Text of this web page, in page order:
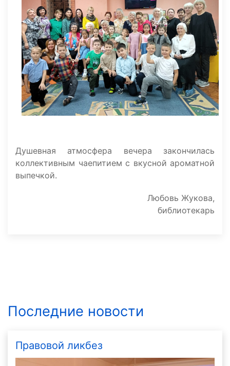
Душевная атмосфера вечера закончилась
коллективным чаепитием с вкусной ароматной
выпечкой.
Любовь Жукова,
библиотекарь
Последние новости
Правовой ликбез